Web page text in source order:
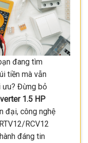
đang tìm
tiền mà vẫn
ưu? Đừng bỏ
1.5 HP
đại, công nghệ
RCV12
đáng tin